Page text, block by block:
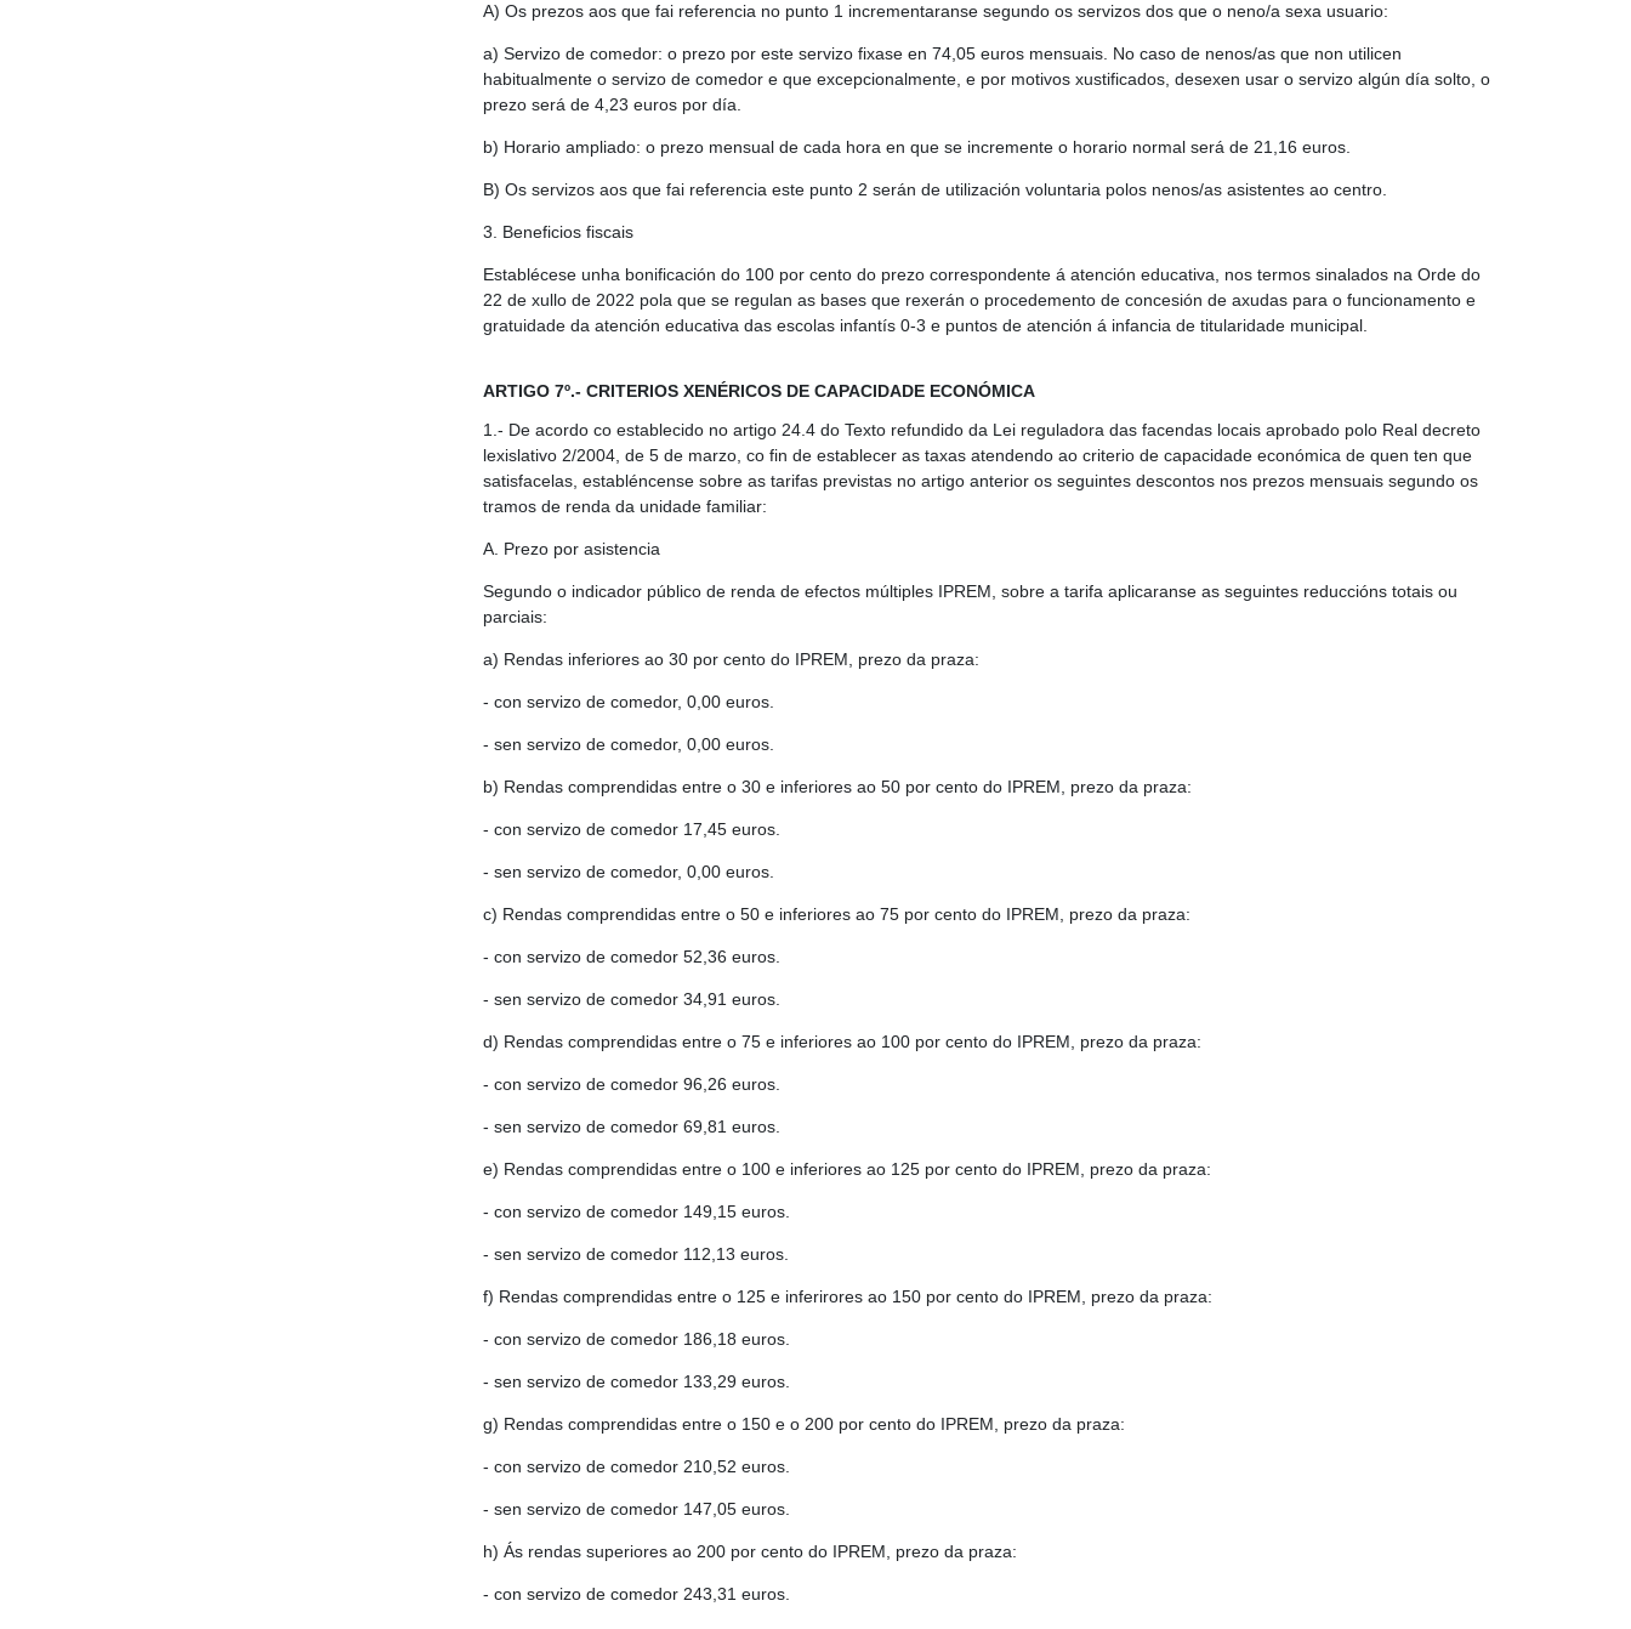
A) Os prezos aos que fai referencia no punto 1 incrementaranse segundo os servizos dos que o neno/a sexa usuario:
a) Servizo de comedor: o prezo por este servizo fixase en 74,05 euros mensuais. No caso de nenos/as que non utilicen
habitualmente o servizo de comedor e que excepcionalmente, e por motivos xustificados, desexen usar o servizo algún día solto, o
prezo será de 4,23 euros por día.
b) Horario ampliado: o prezo mensual de cada hora en que se incremente o horario normal será de 21,16 euros.
B) Os servizos aos que fai referencia este punto 2 serán de utilización voluntaria polos nenos/as asistentes ao centro.
3. Beneficios fiscais
Establécese unha bonificación do 100 por cento do prezo correspondente á atención educativa, nos termos sinalados na Orde do
22 de xullo de 2022 pola que se regulan as bases que rexerán o procedemento de concesión de axudas para o funcionamento e
gratuidade da atención educativa das escolas infantís 0-3 e puntos de atención á infancia de titularidade municipal.
ARTIGO 7º.- CRITERIOS XENÉRICOS DE CAPACIDADE ECONÓMICA
1.- De acordo co establecido no artigo 24.4 do Texto refundido da Lei reguladora das facendas locais aprobado polo Real decreto
lexislativo 2/2004, de 5 de marzo, co fin de establecer as taxas atendendo ao criterio de capacidade económica de quen ten que
satisfacelas, establéncense sobre as tarifas previstas no artigo anterior os seguintes descontos nos prezos mensuais segundo os
tramos de renda da unidade familiar:
A. Prezo por asistencia
Segundo o indicador público de renda de efectos múltiples IPREM, sobre a tarifa aplicaranse as seguintes reduccións totais ou
parciais:
a) Rendas inferiores ao 30 por cento do IPREM, prezo da praza:
- con servizo de comedor, 0,00 euros.
- sen servizo de comedor, 0,00 euros.
b) Rendas comprendidas entre o 30 e inferiores ao 50 por cento do IPREM, prezo da praza:
- con servizo de comedor 17,45 euros.
- sen servizo de comedor, 0,00 euros.
c) Rendas comprendidas entre o 50 e inferiores ao 75 por cento do IPREM, prezo da praza:
- con servizo de comedor 52,36 euros.
- sen servizo de comedor 34,91 euros.
d) Rendas comprendidas entre o 75 e inferiores ao 100 por cento do IPREM, prezo da praza:
- con servizo de comedor 96,26 euros.
- sen servizo de comedor 69,81 euros.
e) Rendas comprendidas entre o 100 e inferiores ao 125 por cento do IPREM, prezo da praza:
- con servizo de comedor 149,15 euros.
- sen servizo de comedor 112,13 euros.
f) Rendas comprendidas entre o 125 e inferirores ao 150 por cento do IPREM, prezo da praza:
- con servizo de comedor 186,18 euros.
- sen servizo de comedor 133,29 euros.
g) Rendas comprendidas entre o 150 e o 200 por cento do IPREM, prezo da praza:
- con servizo de comedor 210,52 euros.
- sen servizo de comedor 147,05 euros.
h) Ás rendas superiores ao 200 por cento do IPREM, prezo da praza:
- con servizo de comedor 243,31 euros.